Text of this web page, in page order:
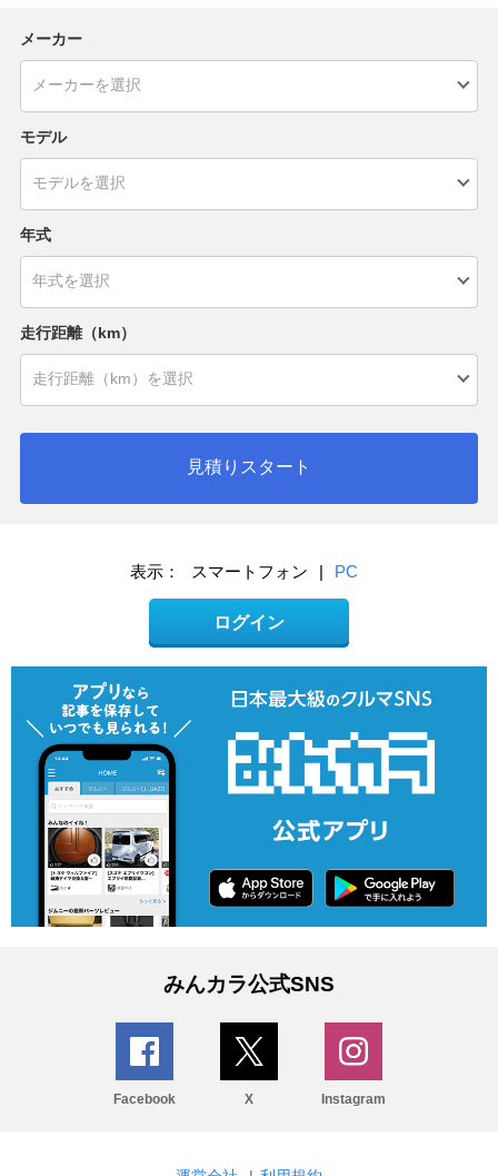
メーカー
モデル
年式
走行距離（km）
見積りスタート
表示： スマートフォン | PC
ログイン
みんカラ公式SNS
Facebook X Instagram